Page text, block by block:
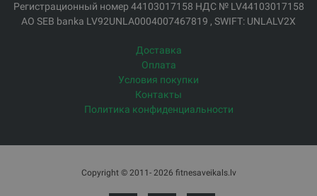
Регистрационный номер 44103017158 НДС № LV44103017158
АО SEB banka LV92UNLA0004007467819 , SWIFT: UNLALV2X
Доставка
Оплата
Условия покупки
Контакты
Политика конфиденциальности
Copyright © 2011- 2026 fitnesaveikals.lv